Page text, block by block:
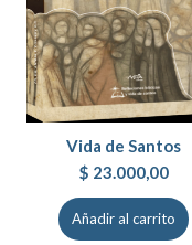
Vida de Santos
$ 23.000,00
Añadir al carrito